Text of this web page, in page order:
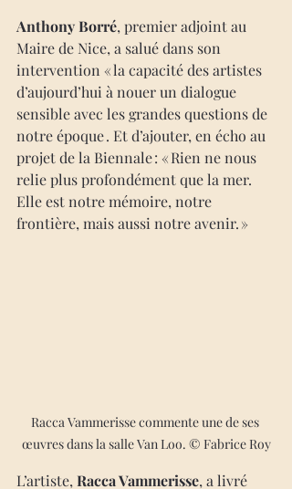
Anthony Borré, premier adjoint au
Maire de Nice, a salué dans son
intervention « la capacité des artistes
d’aujourd’hui à nouer un dialogue
sensible avec les grandes questions de
notre époque . Et d’ajouter, en écho au
projet de la Biennale : « Rien ne nous
relie plus profondément que la mer.
Elle est notre mémoire, notre
frontière, mais aussi notre avenir. »
Racca Vammerisse commente une de ses
œuvres dans la salle Van Loo. © Fabrice Roy
L’artiste, Racca Vammerisse, a livré